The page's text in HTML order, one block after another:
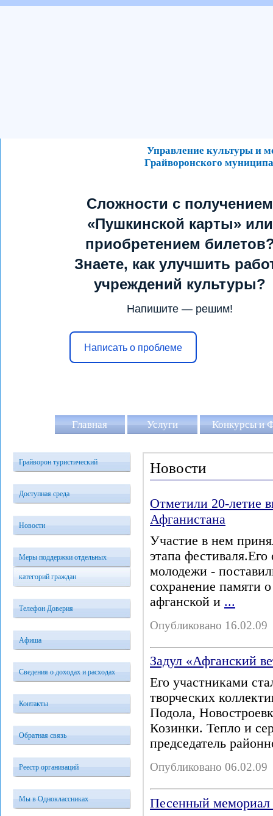
Управление культуры и
Грайворонского
Сложности с получением
«Пушкинской карты» или
приобретением
Знаете, как улучшить
учреждений культуры?
Напишите — решим!
Написать о проблеме
Главная Услуги Конкурсы и
Грайворон туристический
Доступная среда
Новости
Меры поддержки отдельных
категорий граждан
Телефон Доверия
Афиша
Сведения о доходах и расходах
Контакты
Обратная связь
Реестр организаций
Мы в Одноклассниках
Новости
Отметили 20-летие
Афганистана
Участие в нем
этапа
молодежи -
сохранение памяти
афганской и ...
Опубликовано 16.02.09
Задул «Афганский
Его участниками
творческих
Подола,
Козинки. Тепло и
председатель
Опубликовано 06.02.09
Песенный мемориал